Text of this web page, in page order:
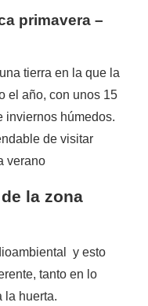
primavera –
tierra en la que la
el año, con unos 15
inviernos húmedos.
de visitar
verano
la zona
y esto
tanto en lo
la huerta.